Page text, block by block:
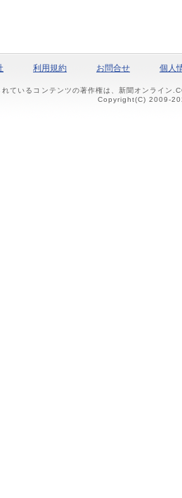
利用規約 お問合せ 個人
ているコンテンツの著作権は、新聞オンライン
Copyright(C) 2009-